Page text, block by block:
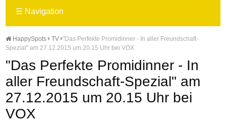
☰ Navigation
HappySpots TV "Das Perfekte Promidinner - In aller Freundschaft-
Spezial" am 27.12.2015 um 20.15 Uhr bei VOX
"Das Perfekte Promidinner - In
aller Freundschaft-Spezial" am
27.12.2015 um 20.15 Uhr bei
VOX